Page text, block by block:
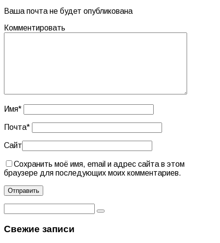
Ваша почта не будет опубликована
Комментировать
Имя*
Почта*
Сайт
Сохранить моё имя, email и адрес сайта в этом
браузере для последующих моих комментариев.
Свежие записи